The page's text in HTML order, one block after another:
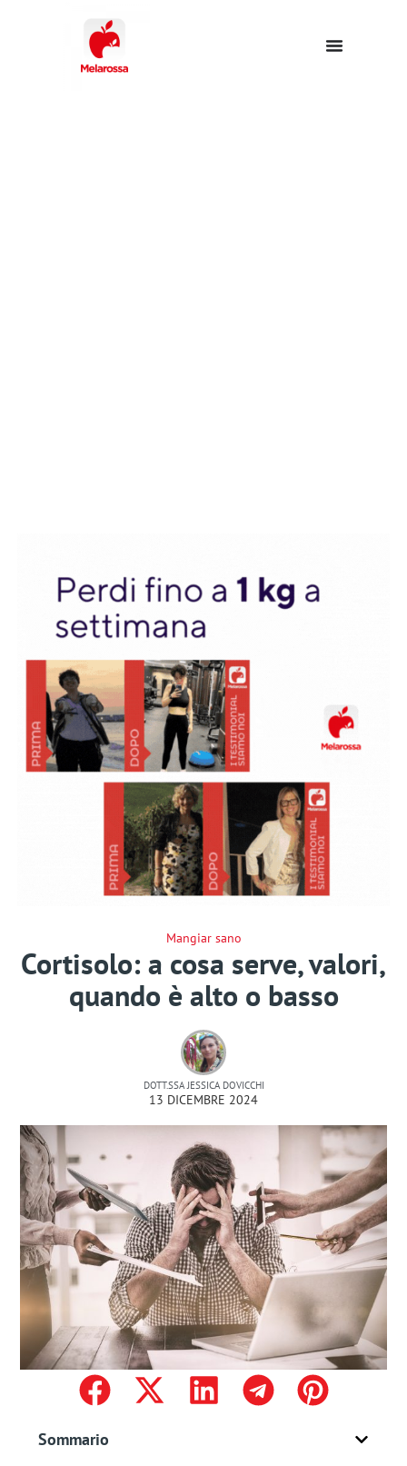
Mangiar sano
Cortisolo: a cosa serve, valori,
quando è alto o basso
DOTT.SSA JESSICA DOVICCHI
13 DICEMBRE 2024
Sommario